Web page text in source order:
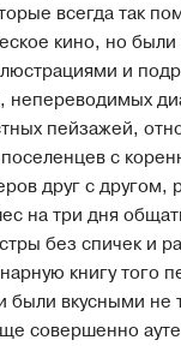
всегда так
кино, но были
и
непереводимых
пейзажей,
с
друг с другом,
на три дня
без спичек и
книгу того
вкусными не
совершенно